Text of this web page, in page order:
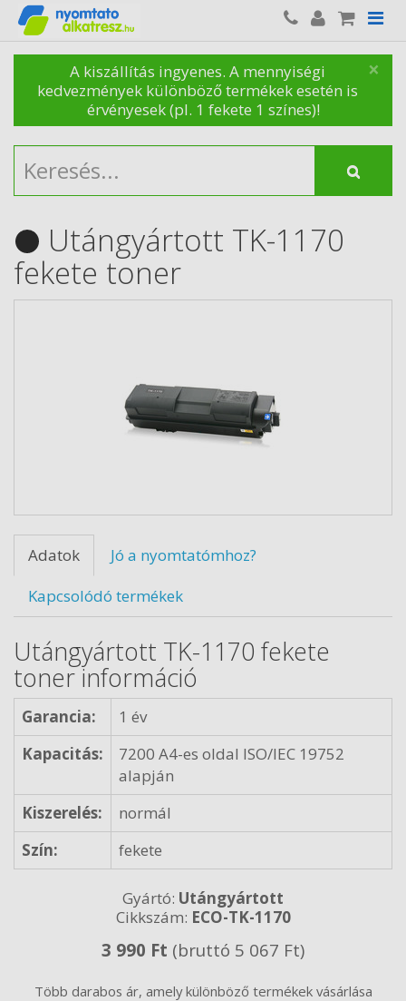
×
A kiszállítás ingyenes. A mennyiségi
kedvezmények különböző termékek esetén is
érvényesek (pl. 1 fekete 1 színes)!
Utángyártott TK-1170
fekete toner
Adatok
Jó a nyomtatómhoz?
Kapcsolódó termékek
Utángyártott TK-1170 fekete
toner információ
Garancia:
1 év
Kapacitás:
7200 A4-es oldal ISO/IEC 19752
alapján
Kiszerelés:
normál
Szín:
fekete
Gyártó: Utángyártott
Cikkszám: ECO-TK-1170
3 990 Ft (bruttó 5 067 Ft)
Több darabos ár, amely különböző termékek vásárlása